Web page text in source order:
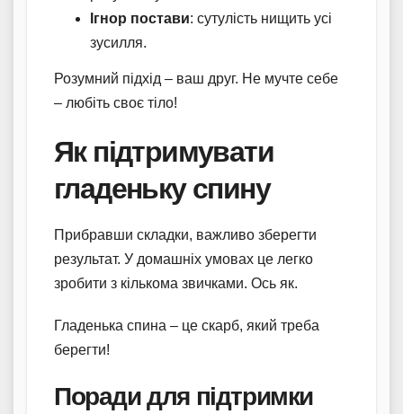
Ігнор постави: сутулість нищить усі
зусилля.
Розумний підхід – ваш друг. Не мучте себе
– любіть своє тіло!
Як підтримувати
гладеньку спину
Прибравши складки, важливо зберегти
результат. У домашніх умовах це легко
зробити з кількома звичками. Ось як.
Гладенька спина – це скарб, який треба
берегти!
Поради для підтримки